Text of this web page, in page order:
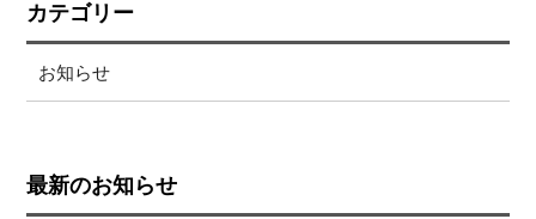
カテゴリー
お知らせ
最新のお知らせ